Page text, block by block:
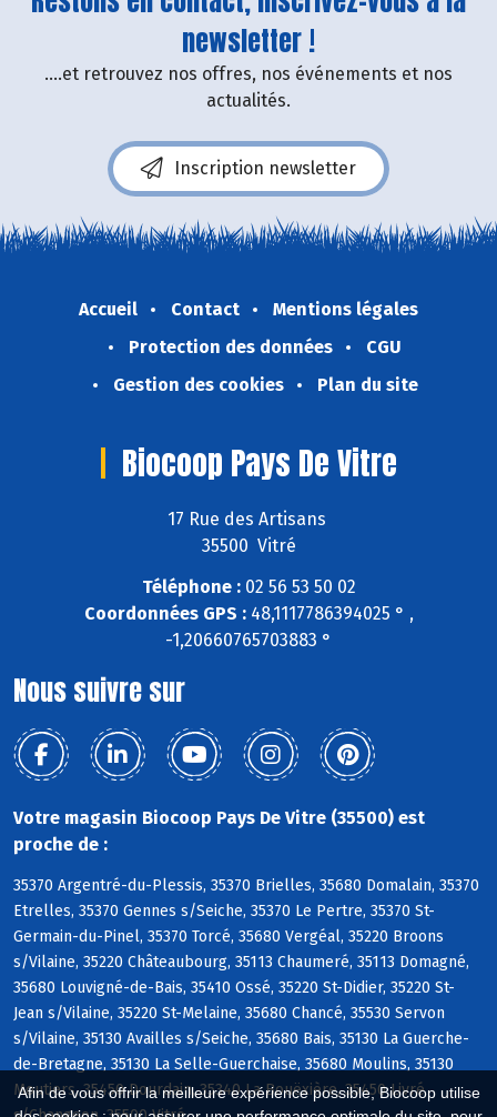
Afin de vous offrir la meilleure expérience possible, Biocoop utilise
newsletter !
....et retrouvez nos offres, nos événements et nos
actualités.
Inscription newsletter
Accueil Contact
Mentions légales
Protection des données
CGU
Gestion des cookies
Plan du site
Biocoop Pays De Vitre
17 Rue des Artisans
35500 Vitré
Téléphone :02 56 53 50 02
Coordonnées GPS :48,1117786394025 ° ,
-1,20660765703883 °
Nous suivre sur
Votre magasin Biocoop Pays De Vitre (35500) est
proche de :
35370 Argentré-du-Plessis, 35370 Brielles, 35680 Domalain, 35370
Etrelles, 35370 Gennes s/Seiche, 35370 Le Pertre, 35370 St-
Germain-du-Pinel, 35370 Torcé, 35680 Vergéal, 35220 Broons
s/Vilaine, 35220 Châteaubourg, 35113 Chaumeré, 35113 Domagné,
35680 Louvigné-de-Bais, 35410 Ossé, 35220 St-Didier, 35220 St-
Jean s/Vilaine, 35220 St-Melaine, 35680 Chancé, 35530 Servon
s/Vilaine, 35130 Availles s/Seiche, 35680 Bais, 35130 La Guerche-
de-Bretagne, 35130 La Selle-Guerchaise, 35680 Moulins, 35130
Moutiers, 35450 Dourdain, 35340 La Bouëxière, 35450 Livré